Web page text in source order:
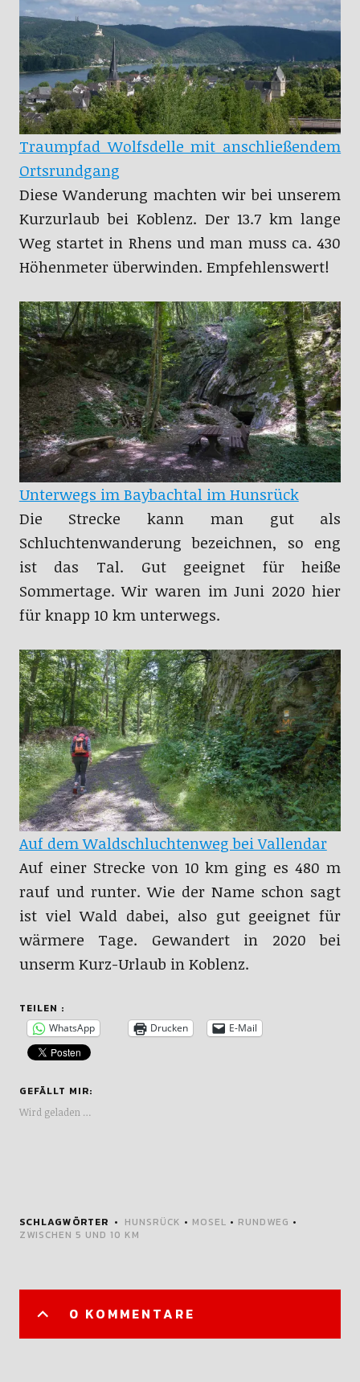
Traumpfad Wolfsdelle mit anschließendem
Ortsrundgang
Diese Wanderung machten wir bei unserem
Kurzurlaub bei Koblenz. Der 13.7 km lange
Weg startet in Rhens und man muss ca. 430
Höhenmeter überwinden. Empfehlenswert!
Unterwegs im Baybachtal im Hunsrück
Die Strecke kann man gut als
Schluchtenwanderung bezeichnen, so eng
ist das Tal. Gut geeignet für heiße
Sommertage. Wir waren im Juni 2020 hier
für knapp 10 km unterwegs.
Auf dem Waldschluchtenweg bei Vallendar
Auf einer Strecke von 10 km ging es 480 m
rauf und runter. Wie der Name schon sagt
ist viel Wald dabei, also gut geeignet für
wärmere Tage. Gewandert in 2020 bei
unserm Kurz-Urlaub in Koblenz.
TEILEN :
WhatsApp Drucken E-Mail
GEFÄLLT MIR:
Wird geladen …
SCHLAGWÖRTER HUNSRÜCK • MOSEL • RUNDWEG •
ZWISCHEN 5 UND 10 KM
0 KOMMENTARE